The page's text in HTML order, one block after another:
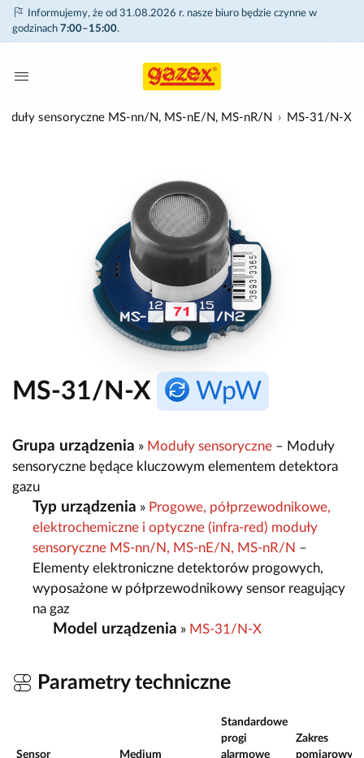
Informujemy, że od 31.08.2026 r. nasze biuro będzie czynne w
godzinach 7:00–15:00.
sensoryczne MS-nn/N, MS-nE/N, MS-nR/N MS-31/N-X
MS-31/N-X WpW
Grupa urządzenia » Moduły sensoryczne – Moduły
sensoryczne będące kluczowym elementem detektora
gazu
Typ urządzenia » Progowe, półprzewodnikowe,
elektrochemiczne i optyczne (infra-red) moduły
sensoryczne MS-nn/N, MS-nE/N, MS-nR/N –
Elementy elektroniczne detektorów progowych,
wyposażone w półprzewodnikowy sensor reagujący
na gaz
Model urządzenia » MS-31/N-X
Parametry techniczne
Sensor Medium
Standardowe
progi
alarmowe
Zakres
pomiarowy